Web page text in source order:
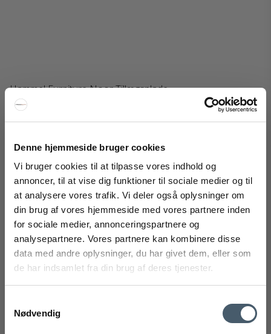
Denne hjemmeside bruger cookies
Vi bruger cookies til at tilpasse vores indhold og
annoncer, til at vise dig funktioner til sociale medier og til
at analysere vores trafik. Vi deler også oplysninger om
din brug af vores hjemmeside med vores partnere inden
for sociale medier, annonceringspartnere og
analysepartnere. Vores partnere kan kombinere disse
data med andre oplysninger, du har givet dem, eller som
de har indsamlet fra din brug af deres tjenester.
Nødvendig
Hammel Furniture Noor Tillægsplade
Hammel Furniture
666-0731700100000M
5.250 DKK
Fra3.833 DKK
Vis produkt
Tilbud
FÅ 20% RABAT
*Din rabat kan ikke bruges på i forvejen nedsatte varer eller på
produkter fra Rocket .